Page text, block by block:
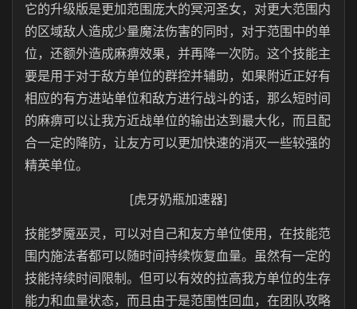
它的升级版是更加范围庞大的冥河圣女，对更大范围内
的区域敌人造成少量魔法伤害的同时，对于范围中的单
位，还额外造成麻痹效果，并再降一次防。这个技能主
要是用于对于敌方单位的群控并辅助，如果附近正好有
相应的有方进站单位和敌方进行战斗的话，那么短时间
的麻痹可以让我方近战单位的输出达到最大化，而且配
合一定的降防，让友方可以更加快速的消灭一些较强的
精英单位。
[虎牙奶瓶加速器]
技能梦魇巫灵，可以对自己和友方单位使用，在技能范
围内施法者都可以随时间持续恢复血量。虽然有一定的
技能持续时间限制。但可以有效的拉高我方单位的生存
能力和血量状态，而且由于是范围性回血，在团队攻略